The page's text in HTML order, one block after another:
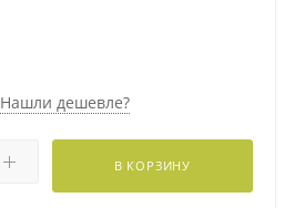
Нашли дешевле?
В КОРЗИНУ